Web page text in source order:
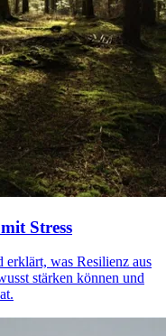
Stress
was Resilienz aus
stärken können und